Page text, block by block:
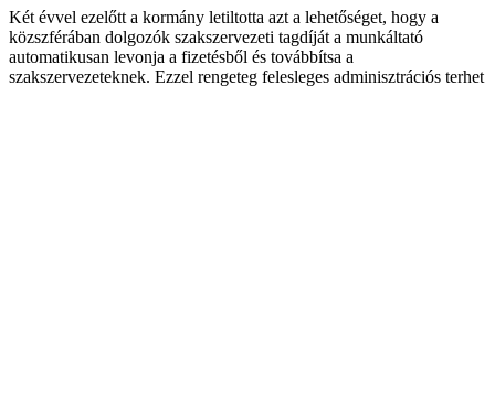
Két évvel ezelőtt a kormány letiltotta azt a lehetőséget, hogy a
közszférában dolgozók szakszervezeti tagdíját a munkáltató
automatikusan levonja a fizetésből és továbbítsa a
szakszervezeteknek. Ezzel rengeteg felesleges adminisztrációs terhet